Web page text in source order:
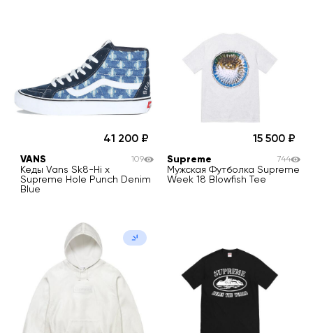
41 200
VANS
Кеды Vans Sk8-Hi x
Supreme Hole Punch Denim
Blue
109
15 500
Supreme
Мужская Футболка Supreme
Week 18 Blowfish Tee
744